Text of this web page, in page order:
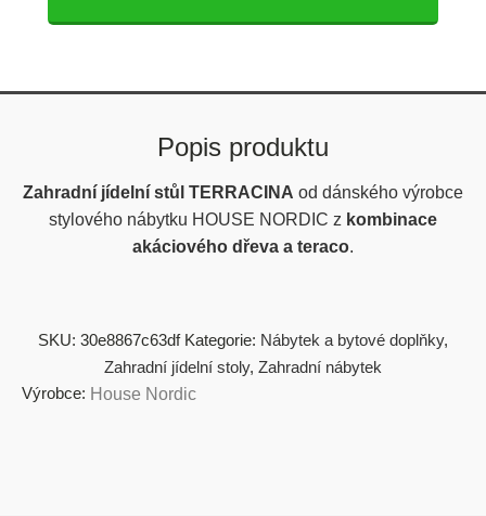
Popis produktu
Zahradní jídelní stůl TERRACINA od dánského výrobce
stylového nábytku HOUSE NORDIC z kombinace
akáciového dřeva a teraco.
SKU: 30e8867c63df Kategorie: Nábytek a bytové doplňky,
Zahradní jídelní stoly, Zahradní nábytek
Výrobce: House Nordic